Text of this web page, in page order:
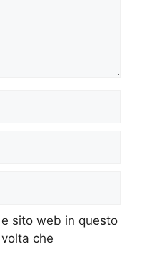
sito web in questo
che